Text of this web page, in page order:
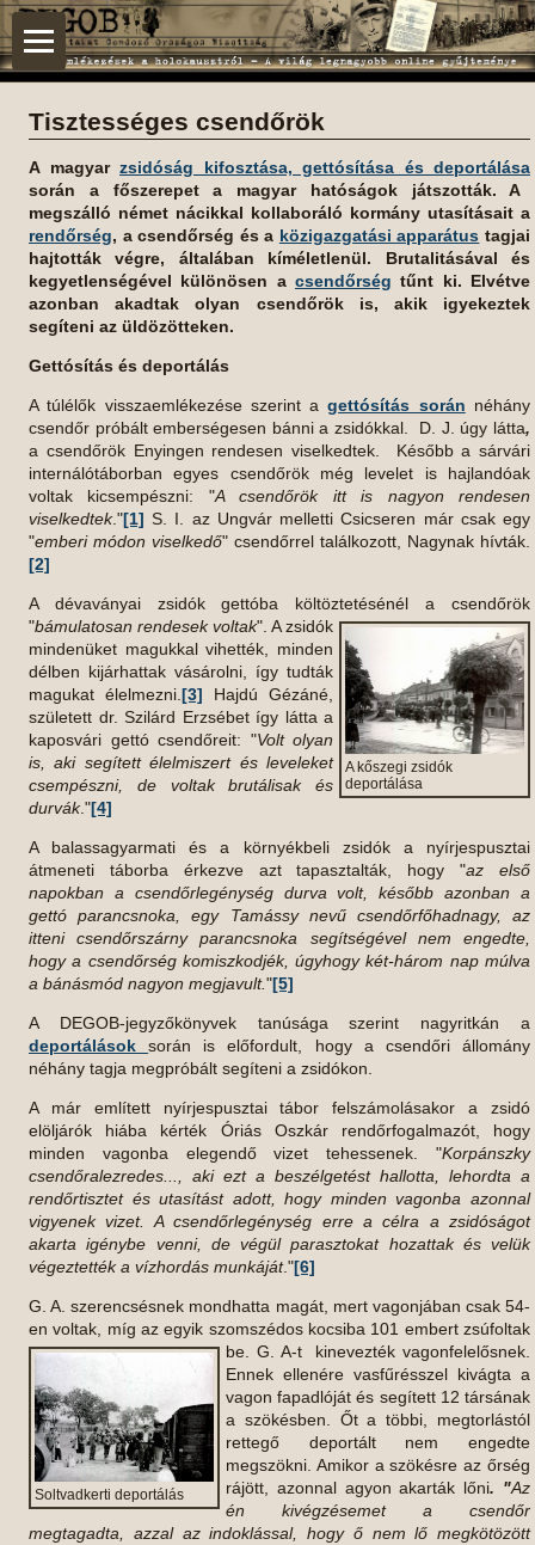
Tisztességes csendőrök
A magyar zsidóság kifosztása, gettósítása és deportálása
során a főszerepet a magyar hatóságok játszották. A
megszálló német nácikkal kollaboráló kormány utasításait a
rendőrség, a csendőrség és a közigazgatási apparátus tagjai
hajtották végre, általában kíméletlenül. Brutalitásával és
kegyetlenségével különösen a csendőrség tűnt ki. Elvétve
azonban akadtak olyan csendőrök is, akik igyekeztek
segíteni az üldözötteken.
Gettósítás és deportálás
A túlélők visszaemlékezése szerint agettósítás során néhány
csendőr próbált emberségesen bánni a zsidókkal. D. J. úgy látta,
a csendőrök Enyingen rendesen viselkedtek. Később a sárvári
internálótáborban egyes csendőrök még levelet is hajlandóak
voltak kicsempészni: "A csendőrök itt is nagyon rendesen
viselkedtek."[1] S. I. az Ungvár melletti Csicseren már csak egy
"emberi módon viselkedő" csendőrrel találkozott, Nagynak hívták.
[2]
A dévaványai zsidók gettóba költöztetésénél a csendőrök
"bámulatosan rendesek
A kőszegi zsidók
deportálása
voltak". A zsidók
mindenüket magukkal vihették, minden
délben kijárhattak vásárolni, így tudták
magukat élelmezni. [3] Hajdú Gézáné,
született dr. Szilárd Erzsébet így látta a
kaposvári gettó csendőreit: "Volt olyan
is, aki segített élelmiszert és leveleket
csempészni, de voltak brutálisak és
durvák."[4]
A balassagyarmati és a környékbeli zsidók a nyírjespusztai
átmeneti táborba érkezve azt tapasztalták, hogy "az első
napokban a csendőrlegénység durva volt, később azonban a
gettó parancsnoka, egy Tamássy nevű csendőrfőhadnagy, az
itteni csendőrszárny parancsnoka segítségével nem engedte,
hogy a csendőrség komiszkodjék, úgyhogy két-három nap múlva
a bánásmód nagyon megjavult."[5]
A DEGOB-jegyzőkönyvek tanúsága szerint nagyritkán a
deportálásoksorán is előfordult, hogy a csendőri állomány
néhány tagja megpróbált segíteni a zsidókon.
A már említett nyírjespusztai tábor felszámolásakor a zsidó
elöljárók hiába kérték Óriás Oszkár rendőrfogalmazót, hogy
minden vagonba elegendő vizet tehessenek. "Korpánszky
csendőralezredes..., aki ezt a beszélgetést hallotta, lehordta a
rendőrtisztet és utasítást adott, hogy minden vagonba azonnal
vigyenek vizet. A csendőrlegénység erre a célra a zsidóságot
akarta igénybe venni, de végül parasztokat hozattak és velük
végeztették a vízhordás munkáját."[6]
G. A. szerencsésnek mondhatta magát, mert vagonjában csak 54-
en voltak, míg az egyik szomszédos kocsiba 101 embert zsúfoltak
be.
Soltvadkerti deportálás
G. A-t kinevezték vagonfelelősnek.
Ennek ellenére vasfűrésszel kivágta a
vagon fapadlóját és segített 12 társának
a szökésben. Őt a többi, megtorlástól
rettegő deportált nem engedte
megszökni. Amikor a szökésre az őrség
rájött, azonnal agyon akarták lőni. "Az
én kivégzésemet a csendőr
megtagadta, azzal az indoklással, hogy ő nem lő megkötözött